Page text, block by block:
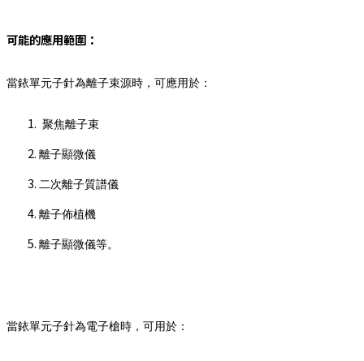
可能的應用範圍：
當銥單元子針為離子束源時，可應用於：
聚焦離子束
離子顯微儀
二次離子質譜儀
離子佈植機
離子顯微儀等。
當銥單元子針為電子槍時，可用於：